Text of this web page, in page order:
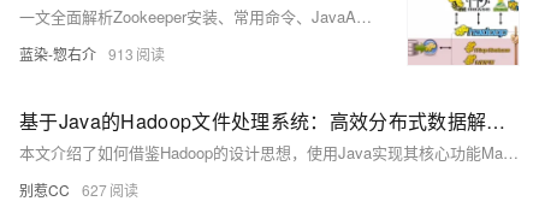
一文全面解析Zookeeper安装、常用命令、JavaAPI操作、Watch事件监听、分布式锁、集群搭建、核心理论。
蓝染-惣右介 913
基于Java的Hadoop文件处理系统：高效分布式数据解析与存储
本文介绍了如何借鉴Hadoop的设计思想，使用Java实现其核心功能MapReduce，解决海量数据处理问题。通过类比图书馆管理系统，详细解释了Hadoop的两大组件：HDFS（分布式文件系统）和MapReduce（分布式计算模型）。具体实现了单词统计任务，并扩展支持CSV和JSON格式的数据解析。为了提升性能，引入了Combiner减少中间数据传输，以及自定义Partitioner解决数据倾斜问题。最后总结了Hadoop在大数据处理中的重要性，鼓励Java开发者学习Hadoop以拓展技术边界。
别惹CC 627